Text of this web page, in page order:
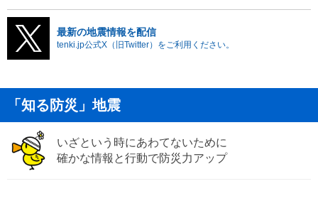
最新の地震情報を配信
tenki.jp公式X（旧Twitter）をご利用ください。
「知る防災」地震
いざという時にあわてないために
確かな情報と行動で防災力アップ